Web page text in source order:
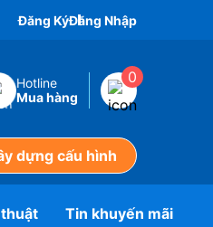
Đăng KýĐăng Nhập
Hotline
Mua hàng
0
dựng cấu hình
Tin khuyến mãi